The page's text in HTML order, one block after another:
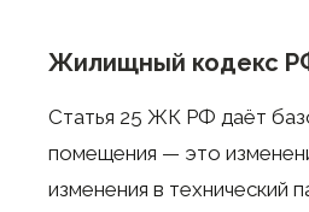
Жилищный кодекс
Статья 25 ЖК РФ даёт
помещения — это
изменения в технический